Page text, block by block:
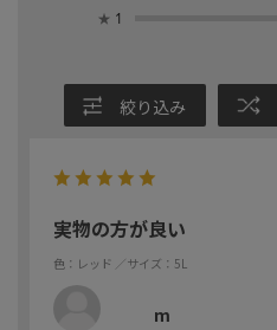
★ 1
絞り込み
実物の方が良い
色：レッド ／サイズ：5L
m